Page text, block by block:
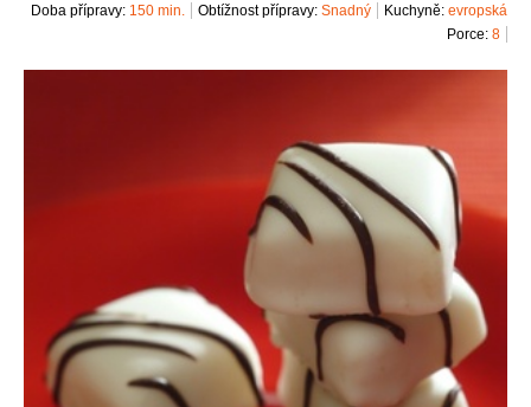
Kuchyně: evropská
Obtížnost přípravy: Snadný
Doba přípravy: 150 min.
Porce: 8